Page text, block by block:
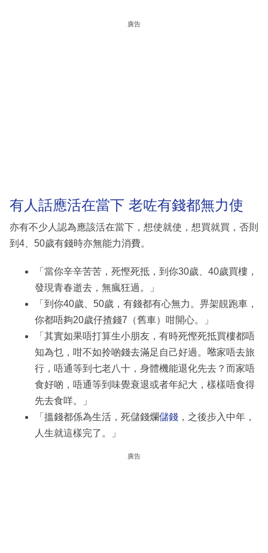
廣告
有人話應活在當下 老咗有錢都無力使
亦有不少人認為應該活在當下，想使就使，想買就買，否則
到4、50歲有錢時亦無能力消費。
「當你辛辛苦苦，死慳死抵，到你30歲、40歲買樓，
發現青春逝去，無瘋狂過。」
「到你40歲、50歲，有錢都有心無力。畀架靚跑車，
你都唔夠20歲仔揸錢7（舊車）咁開心。」
「其實如果唔打算生小朋友，有時死慳死抵買樓都唔
知為乜，咁不如拎啲錢去滿足自己好過。𠵱家唔去旅
行，唔通等到七老八十，身體機能退化先去？而家唔
食好啲，唔通等到味覺衰退或者年紀大，樣樣唔食得
先去食咩。」
「搵錢都係為生活，死儲錢爛儲錢 ，之後步入中年，
人生就這樣完了。」
廣告